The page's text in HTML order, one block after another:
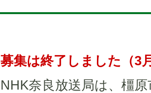
集は終了しました（3
奈良放送局は、橿